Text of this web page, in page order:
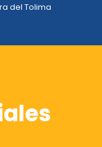
del Tolima